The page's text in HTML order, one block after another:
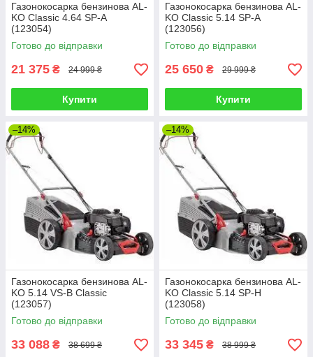
Газонокосарка бензинова AL-
KO Classic 4.64 SP-A
(123054)
Готово до відправки
21 375 ₴ 24 999 ₴
Купити
Газонокосарка бензинова AL-
KO Classic 5.14 SP-A
(123056)
Готово до відправки
25 650 ₴ 29 999 ₴
Купити
–14%
Газонокосарка бензинова AL-
KO 5.14 VS-B Classic
(123057)
Готово до відправки
33 088 ₴ 38 699 ₴
–14%
Газонокосарка бензинова AL-
KO Classic 5.14 SP-H
(123058)
Готово до відправки
33 345 ₴ 38 999 ₴